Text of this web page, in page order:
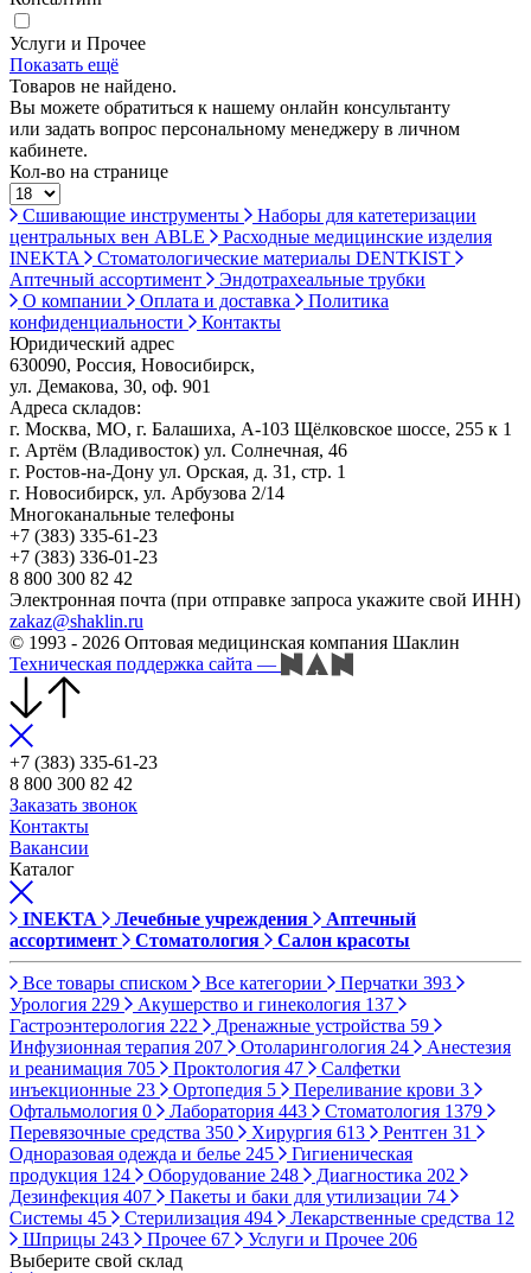
Услуги и Прочее
Показать ещё
Товаров не найдено.
Вы можете обратиться к нашему онлайн консультанту
или задать вопрос персональному менеджеру в личном
кабинете.
Кол-во на странице
Сшивающие инструменты
Наборы для катетеризации
центральных вен ABLE
Расходные медицинские изделия
INEKTA
Стоматологические материалы DENTKIST
Аптечный ассортимент
Эндотрахеальные трубки
О компании
Оплата и доставка
Политика
конфиденциальности
Контакты
Юридический адрес
630090, Россия, Новосибирск,
ул. Демакова, 30, оф. 901
Адреса складов:
г. Москва, МО, г. Балашиха, А-103 Щёлковское шоссе, 255 к 1
г. Артём (Владивосток) ул. Солнечная, 46
г. Ростов-на-Дону ул. Орская, д. 31, стр. 1
г. Новосибирск, ул. Арбузова 2/14
Многоканальные телефоны
+7 (383) 335-61-23
+7 (383) 336-01-23
8 800 300 82 42
Электронная почта (при отправке запроса укажите свой ИНН)
zakaz@shaklin.ru
© 1993 - 2026 Оптовая медицинская компания Шаклин
Техническая поддержка сайта —
+7 (383) 335-61-23
8 800 300 82 42
Заказать звонок
Контакты
Вакансии
Каталог
INEKTA Лечебные учреждения
Аптечный
ассортимент
Стоматология Салон красоты
Все товары списком Все категории Перчатки 393
Урология 229 Акушерство и гинекология 137
Гастроэнтерология 222 Дренажные устройства 59
Инфузионная терапия 207 Отоларингология 24
Анестезия
и реанимация 705 Проктология 47
Салфетки
инъекционные 23 Ортопедия 5 Переливание крови 3
Офтальмология 0 Лаборатория 443 Стоматология 1379
Перевязочные средства 350 Хирургия 613 Рентген 31
Одноразовая одежда и белье 245
Гигиеническая
продукция 124 Оборудование 248 Диагностика 202
Дезинфекция 407 Пакеты и баки для утилизации 74
Системы 45 Стерилизация 494 Лекарственные средства 12
Шприцы 243 Прочее 67 Услуги и Прочее 206
Выберите свой склад